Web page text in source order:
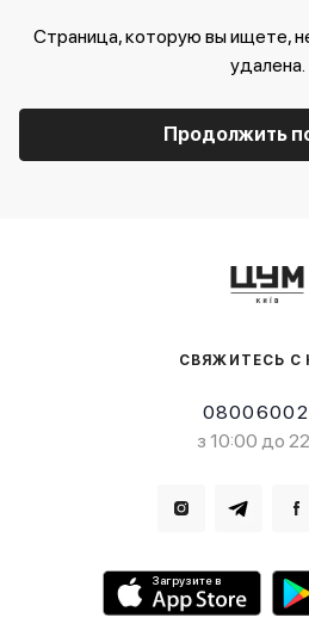
Страница, которую вы ищете,
удалена.
Продолжить
СВЯЖИТЕСЬ С
з 10:00 до
Загрузите в